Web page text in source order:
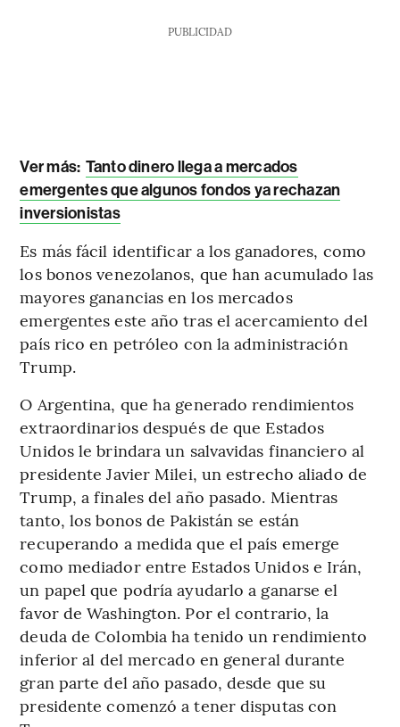
PUBLICIDAD
Ver más: Tanto dinero llega a mercados
emergentes que algunos fondos ya rechazan
inversionistas
Es más fácil identificar a los ganadores, como
los bonos venezolanos, que han acumulado las
mayores ganancias en los mercados
emergentes este año tras el acercamiento del
país rico en petróleo con la administración
Trump.
O Argentina, que ha generado rendimientos
extraordinarios después de que Estados
Unidos le brindara un salvavidas financiero al
presidente Javier Milei, un estrecho aliado de
Trump, a finales del año pasado. Mientras
tanto, los bonos de Pakistán se están
recuperando a medida que el país emerge
como mediador entre Estados Unidos e Irán,
un papel que podría ayudarlo a ganarse el
favor de Washington. Por el contrario, la
deuda de Colombia ha tenido un rendimiento
inferior al del mercado en general durante
gran parte del año pasado, desde que su
presidente comenzó a tener disputas con